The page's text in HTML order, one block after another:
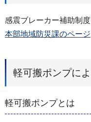
感震ブレーカー補助制度
本部地域防災課のページ
軽可搬ポンプに
軽可搬ポンプとは